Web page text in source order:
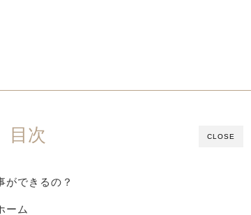
CLOSE
目次
ができるの？
ーム